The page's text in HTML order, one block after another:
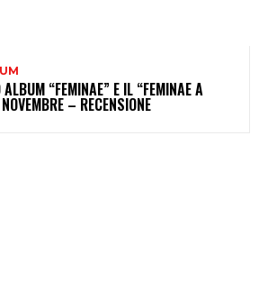
“FEMINAE” E IL “FEMINAE A
– RECENSIONE